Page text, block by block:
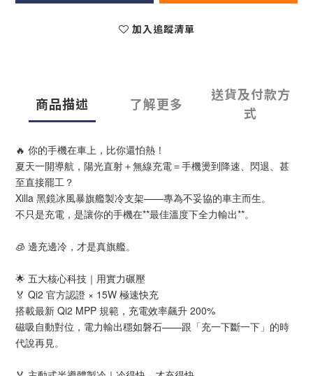
加入追蹤清單
商品描述 了解更多
送貨及付款方
式
🔥 你的手機在車上，比你還怕熱！
夏天一開導航，陽光直射＋無線充電＝手機燙到降速、閃退、甚
至直接罷工？
Xilla 黑鏡冰風暴旗艦製冷支架——專為不妥協的車主而生。
不只是充電，是讓你的手機在**最佳溫度下全力輸出**。
🧊 邊充邊冷，才是真旗艦。
🌟 五大核心科技｜用實力碾壓
🏅 Qi2 官方認證 × 15W 極速快充
搭載最新 Qi2 MPP 規範，充電效率飆升 200%
磁吸自動對位，電力輸出穩如磐石——跟「充一下斷一下」的時
代說再見。